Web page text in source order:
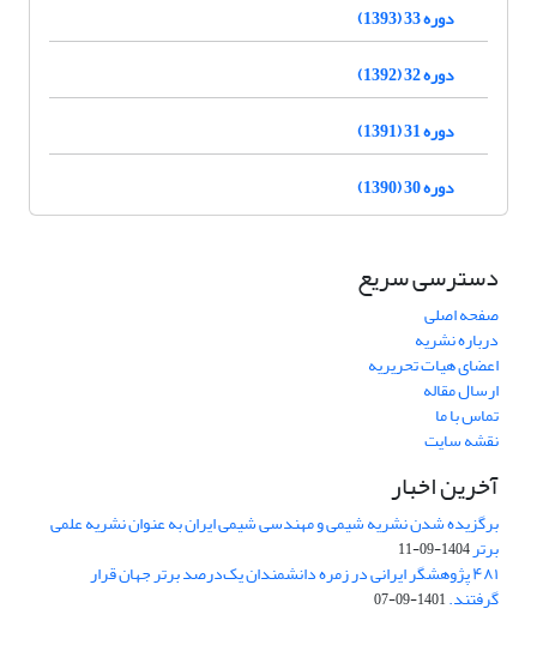
دوره 33 (1393)
دوره 32 (1392)
دوره 31 (1391)
دوره 30 (1390)
دسترسی سریع
صفحه اصلی
درباره نشریه
اعضای هیات تحریریه
ارسال مقاله
تماس با ما
نقشه سایت
آخرین اخبار
برگزیده شدن نشریه شیمی و مهندسی شیمی ایران به عنوان نشریه علمی
برتر1404-09-11
۴۸۱ پژوهشگر ایرانی در زمره دانشمندان یک‌درصد برتر جهان قرار
گرفتند.1401-09-07